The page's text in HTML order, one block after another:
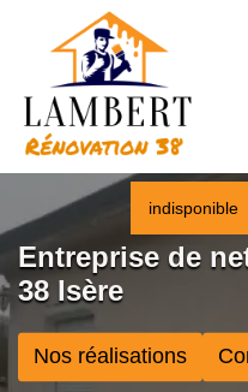
indisponible
Entreprise de
38 Isère
Nos réalisations